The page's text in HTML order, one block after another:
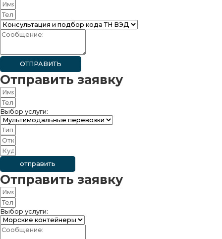
ОТПРАВИТЬ
Отправить заявку
Выбор услуги:
отправить
Отправить заявку
Выбор услуги: